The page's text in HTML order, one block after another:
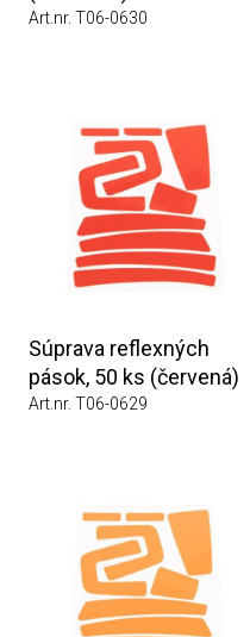
Art.nr. T06-0630
Súprava reflexných
pások, 50 ks (červená)
Art.nr. T06-0629